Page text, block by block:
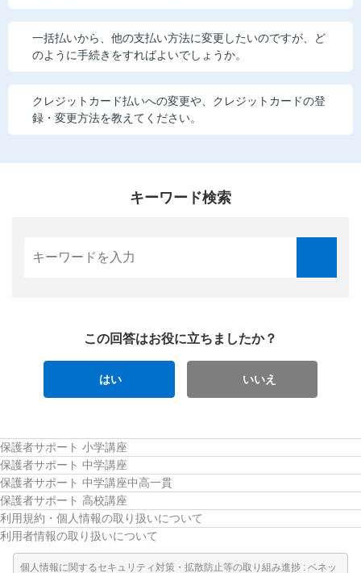
一括払いから、他の支払い方法に変更したいのですが、ど
のように手続きをすればよいでしょうか。
クレジットカード払いへの変更や、クレジットカードの登
録・変更方法を教えてください。
キーワード検索
この回答はお役に立ちましたか？
はい いいえ
保護者サポート 小学講座
保護者サポート 中学講座
保護者サポート 中学講座中高一貫
保護者サポート 高校講座
利用規約・個人情報の取り扱いについて
利用者情報の取り扱いについて
個人情報に関するセキュリティ対策・拡散防止等の取り組み進捗 : ベネッ